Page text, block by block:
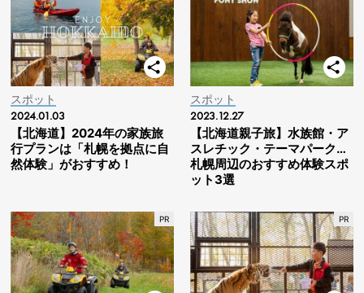
スポット
2024.01.03
【北海道】2024年の家族旅
行プランは「札幌を拠点に自
然体験」がおすすめ！
スポット
2023.12.27
【北海道親子旅】水族館・ア
スレチック・テーマパーク…
札幌周辺のおすすめ体験スポ
ット3選